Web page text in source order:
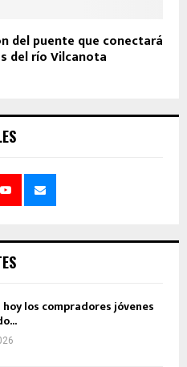
del puente que conectará
del río Vilcanota
hoy los compradores jóvenes